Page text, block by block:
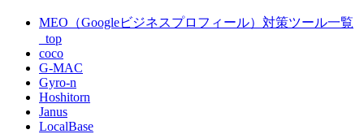
MEO（Googleビジネスプロフィール）対策ツール一覧
_top
coco
G-MAC
Gyro-n
Hoshitorn
Janus
LocalBase